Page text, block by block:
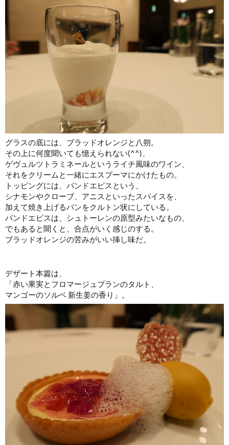
グラスの底には、ブラッドオレンジと八朔。
その上に何度聞いても憶えられない(^^)、
ゲヴュルツトラミネールというライチ風味のワイン、
それをクリームと一緒にエスプーマにかけたもの。
トッピングには、パンドエピスという、
シナモンやクローブ、アニスといったスパイスを、
加えて焼き上げるパンをクルトン状にしている。
パンドエピスは、シュトーレンの原型みたいなもの、
でもあると聞くと、合点がいく感じのする。
ブラッドオレンジの苦みがいい挿し味だ。
デザート本篇は、
「赤い果実とフロマージュブランのタルト、
マンゴーのソルベ 新生姜の香り」。